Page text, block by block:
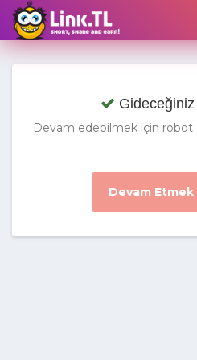
Gideceğiniz
Devam edebilmek için robot
Devam Etmek